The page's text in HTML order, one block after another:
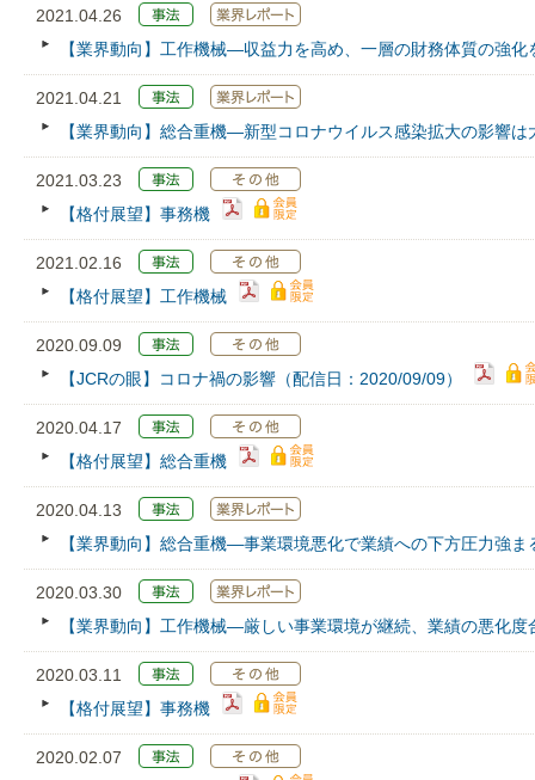
2021.04.26
【業界動向】工作機械―収益力を高め、一層の財務体質の強
2021.04.21
【業界動向】総合重機―新型コロナウイルス感染拡大の影響
2021.03.23
【格付展望】事務機
2021.02.16
【格付展望】工作機械
2020.09.09
【JCRの眼】コロナ禍の影響（配信日：2020/09/09）
2020.04.17
【格付展望】総合重機
2020.04.13
【業界動向】総合重機―事業環境悪化で業績への下方圧力強
2020.03.30
【業界動向】工作機械―厳しい事業環境が継続、業績の悪化
2020.03.11
【格付展望】事務機
2020.02.07